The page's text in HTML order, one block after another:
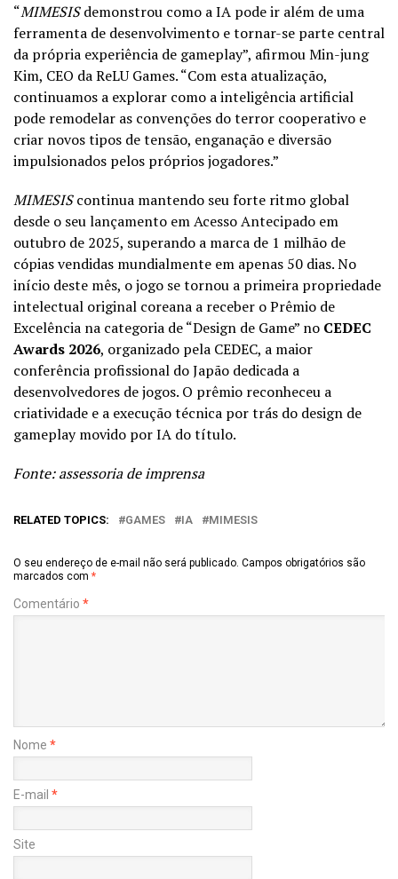
“MIMESISdemonstrou como a IA pode ir além de uma
ferramenta de desenvolvimento e tornar-se parte central
da própria experiência de gameplay”, afirmou Min-jung
Kim, CEO da ReLU Games. “Com esta atualização,
continuamos a explorar como a inteligência artificial
pode remodelar as convenções do terror cooperativo e
criar novos tipos de tensão, enganação e diversão
impulsionados pelos próprios jogadores.”
MIMESIScontinua mantendo seu forte ritmo global
desde o seu lançamento em Acesso Antecipado em
outubro de 2025, superando a marca de 1 milhão de
cópias vendidas mundialmente em apenas 50 dias. No
início deste mês, o jogo se tornou a primeira propriedade
intelectual original coreana a receber o Prêmio de
Excelência na categoria de “Design de Game” no CEDEC
Awards 2026, organizado pela CEDEC, a maior
conferência profissional do Japão dedicada a
desenvolvedores de jogos. O prêmio reconheceu a
criatividade e a execução técnica por trás do design de
gameplay movido por IA do título.
Fonte: assessoria de imprensa
RELATED TOPICS: GAMES IA MIMESIS
O seu endereço de e-mail não será publicado. Campos obrigatórios são
marcados com *
Comentário *
Nome *
E-mail *
Site